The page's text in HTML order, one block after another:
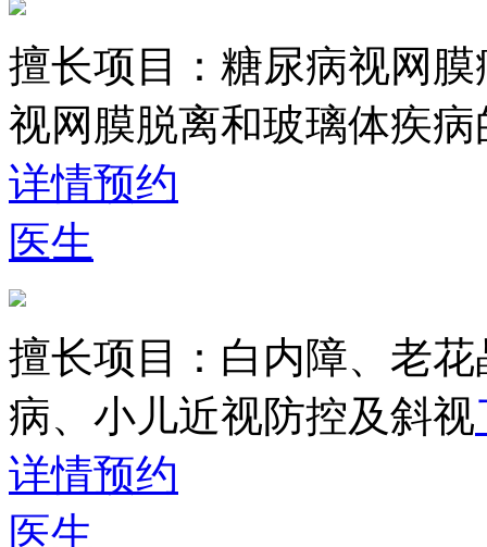
擅长项目： 糖尿病视网
视网膜脱离和玻璃体疾
详情预约
医生
擅长项目： 白内障、老
病、小儿近视防控及斜视
详情预约
医生